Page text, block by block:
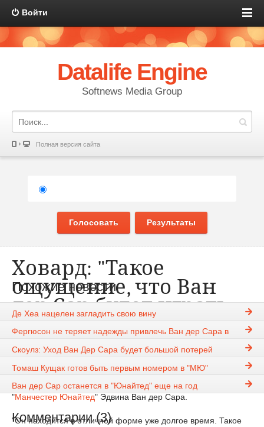
Войти
Datalife Engine
Softnews Media Group
Полная версия сайта
Голосовать Результаты
Ховард: "Такое
ощущение, что Ван
дер Сар будет играть
еще очень долго"
Sharp 9-09-2010, 08:02 865
Новости
Вратарь "Эвертона" Тим Ховард похвалил голкипера
"Манчестер Юнайтед" Эдвина Ван дер Сара.
"Он находится в отличной форме уже долгое время. Такое
Похожие новости
Де Хеа нацелен загладить свою вину
Фергюсон не теряет надежды привлечь Ван дер Сара в
Скоулз: Уход Ван Дер Сара будет большой потерей
Томаш Кущак готов быть первым номером в "МЮ"
Ван дер Сар останется в "Юнайтед" еще на год
Комментарии (3)